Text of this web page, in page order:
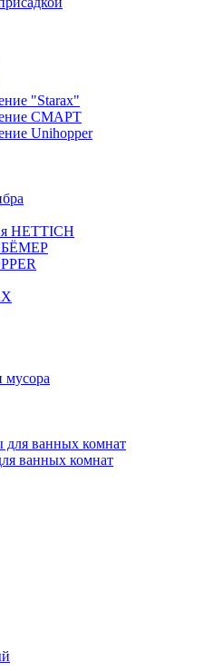
"Starax"
СМАРТ
Unihopper
HETTICH
мусора
ванных комнат
ванных комнат